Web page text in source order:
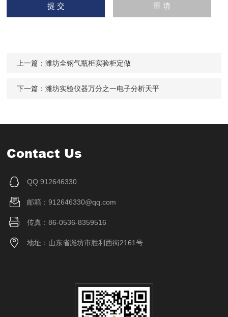
上一篇：潍坊全钢气瓶柜实验柜定做
下一篇：潍坊实验仪器万分之一电子分析天平
Contact Us
QQ:912646330
邮箱：912646330@qq.com
传真：86-0536-8359516
地址：山东省潍坊市胜利西街2161号